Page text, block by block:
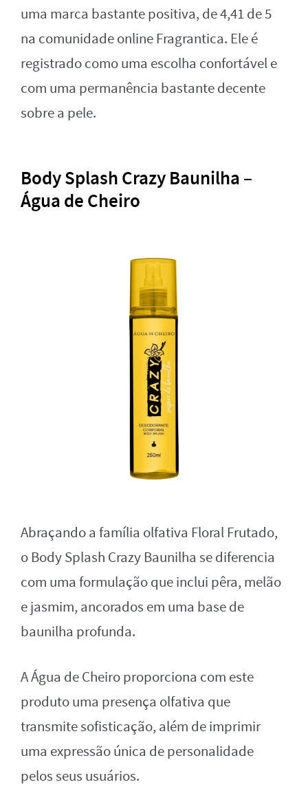
uma marca bastante positiva, de 4,41 de 5
na comunidade online Fragrantica. Ele é
registrado como uma escolha confortável e
com uma permanência bastante decente
sobre a pele.
Body Splash Crazy Baunilha –
Água de Cheiro
Abraçando a família olfativa Floral Frutado,
o Body Splash Crazy Baunilha se diferencia
com uma formulação que inclui pêra, melão
e jasmim, ancorados em uma base de
baunilha profunda.
A Água de Cheiro proporciona com este
produto uma presença olfativa que
transmite sofisticação, além de imprimir
uma expressão única de personalidade
pelos seus usuários.